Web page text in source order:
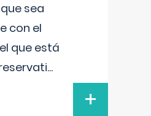
sea
con el
que está
...
+